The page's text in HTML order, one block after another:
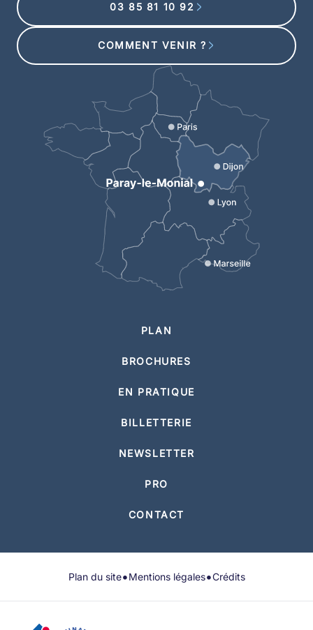
03 85 81 10 92
COMMENT VENIR ?
PLAN
BROCHURES
EN PRATIQUE
BILLETTERIE
NEWSLETTER
PRO
CONTACT
Plan du site•Mentions légales•Crédits